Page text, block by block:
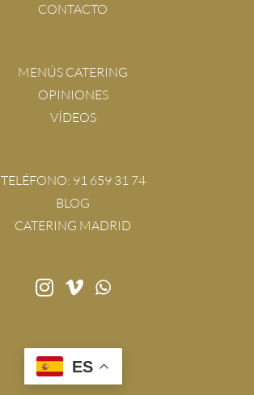
CONTACTO
MENÚS CATERING
OPINIONES
VÍDEOS
TELÉFONO: 91 659 31 74
BLOG
CATERING MADRID
ES